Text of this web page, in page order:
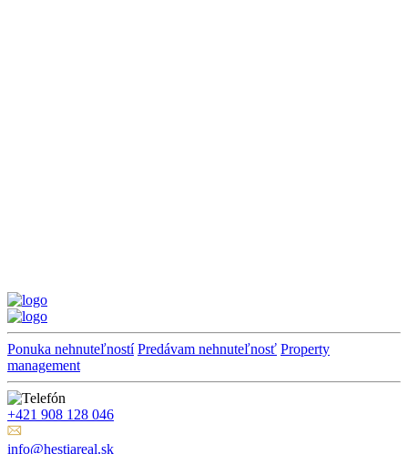
Ponuka nehnuteľností Predávam nehnuteľnosť Property
management
+421 908 128 046
info@hestiareal.sk